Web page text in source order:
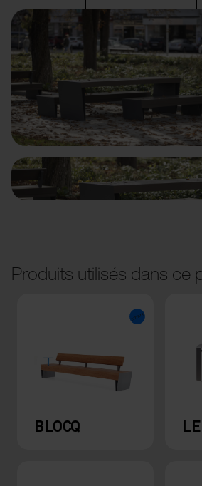
Précédent
Produits utilisés dans ce
BLOCQ